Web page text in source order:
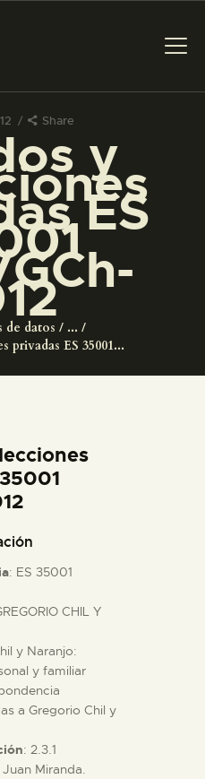
Share
y
ES
de datos
...
privadas ES 35001...
VISITA
: ES 35001
CHIL Y
y Naranjo:
y familiar
a Gregorio Chil y
: 2.3.1
Miranda.